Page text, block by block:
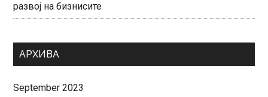
развој на бизнисите
АРХИВА
September 2023